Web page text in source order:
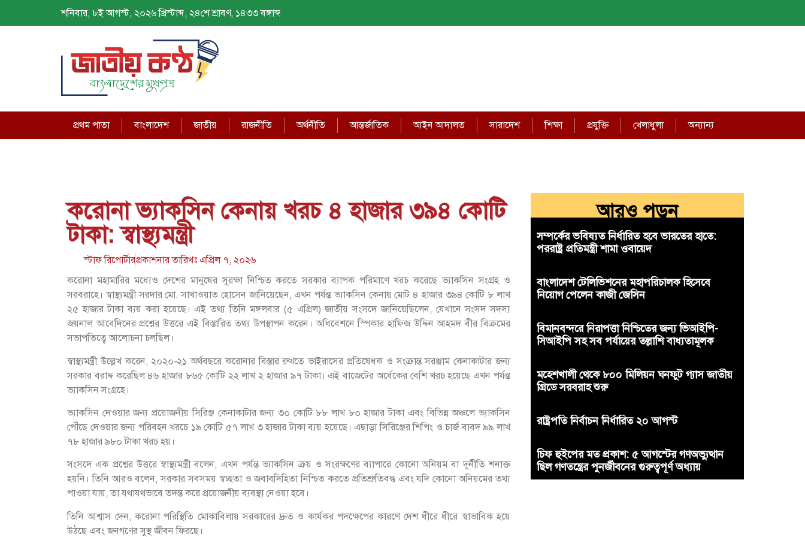
শনিবার, ৮ই আগস্ট, ২০২৬ খ্রিস্টাব্দ, ২৪শে শ্রাবণ, ১৪৩৩ বঙ্গাব্দ
প্রথম পাতা বাংলাদেশ জাতীয় রাজনীতি অর্থনীতি আন্তর্জাতিক আইন আদালত সারাদেশ শিক্ষা প্রযুক্তি খেলাধুলা অন্যান্য
করোনা ভ্যাকসিন কেনায় খরচ ৪ হাজার ৩৯৪ কোটি
টাকা: স্বাস্থ্যমন্ত্রী
স্টাফ রিপোর্টারপ্রকাশনার তারিখঃএপ্রিল ৭, ২০২৬
করোনা মহামারির মধ্যেও দেশের মানুষের সুরক্ষা নিশ্চিত করতে সরকার ব্যাপক পরিমাণে খরচ করেছে ভ্যাকসিন সংগ্রহ ও
সরবরাহে। স্বাস্থ্যমন্ত্রী সরদার মো. সাখাওয়াত হোসেন জানিয়েছেন, এখন পর্যন্ত ভ্যাকসিন কেনায় মোট ৪ হাজার ৩৯৪ কোটি ৮ লাখ
২৫ হাজার টাকা ব্যয় করা হয়েছে। এই তথ্য তিনি মঙ্গলবার (৫ এপ্রিল) জাতীয় সংসদে জানিয়েছিলেন, যেখানে সংসদ সদস্য
জয়নাল আবেদিনের প্রশ্নের উত্তরে এই বিস্তারিত তথ্য উপস্থাপন করেন। অধিবেশনে স্পিকার হাফিজ উদ্দিন আহমদ বীর বিক্রমের
সভাপতিত্বে আলোচনা চলছিল।
স্বাস্থ্যমন্ত্রী উল্লেখ করেন, ২০২০-২১ অর্থবছরে করোনার বিস্তার রুখতে ভাইরাসের প্রতিষেধক ও সংক্রান্ত সরঞ্জাম কেনাকাটার জন্য
সরকার বরাদ্দ করেছিল ৪৬ হাজার ৮৬৫ কোটি ২২ লাখ ২ হাজার ৯৭ টাকা। এই বাজেটের অর্ধেকের বেশি খরচ হয়েছে এখন পর্যন্ত
ভ্যাকসিন সংগ্রহে।
ভ্যাকসিন দেওয়ার জন্য প্রয়োজনীয় সিরিঞ্জ কেনাকাটার জন্য ৩০ কোটি ৮৮ লাখ ৮০ হাজার টাকা এবং বিভিন্ন অঞ্চলে ভ্যাকসিন
পৌঁছে দেওয়ার জন্য পরিবহন খরচে ১৯ কোটি ৫৭ লাখ ৩ হাজার টাকা ব্যয় হয়েছে। এছাড়া সিরিঞ্জের শিপিং ও চার্জ বাবদ ৯৯ লাখ
৭৮ হাজার ৯৮০ টাকা খরচ হয়।
সংসদে এক প্রশ্নের উত্তরে স্বাস্থ্যমন্ত্রী বলেন, এখন পর্যন্ত ভ্যাকসিন ক্রয় ও সংরক্ষণের ব্যাপারে কোনো অনিয়ম বা দুর্নীতি শনাক্ত
হয়নি। তিনি আরও বলেন, সরকার সবসময় স্বচ্ছতা ও জবাবদিহিতা নিশ্চিত করতে প্রতিশ্রুতিবদ্ধ এবং যদি কোনো অনিয়মের তথ্য
পাওয়া যায়, তা যথাযথভাবে তদন্ত করে প্রয়োজনীয় ব্যবস্থা নেওয়া হবে।
তিনি আশ্বাস দেন, করোনা পরিস্থিতি মোকাবিলায় সরকারের দ্রুত ও কার্যকর পদক্ষেপের কারণে দেশ ধীরে ধীরে স্বাভাবিক হয়ে
উঠছে এবং জনগণের সুস্থ জীবন ফিরছে।
আরও পড়ুন
সম্পর্কের ভবিষ্যত নির্ধারিত হবে ভারতের হাতে:
পররাষ্ট্র প্রতিমন্ত্রী শামা ওবায়েদ
বাংলাদেশ টেলিভিশনের মহাপরিচালক হিসেবে
নিয়োগ পেলেন কাজী জেসিন
বিমানবন্দরে নিরাপত্তা নিশ্চিতের জন্য ভিআইপি-
সিআইপি সহ সব পর্যায়ের তল্লাশি বাধ্যতামূলক
মহেশখালী থেকে ৮০০ মিলিয়ন ঘনফুট গ্যাস জাতীয়
গ্রিডে সরবরাহ শুরু
রাষ্ট্রপতি নির্বাচন নির্ধারিত ২০ আগস্ট
চিফ হুইপের মত প্রকাশ: ৫ আগস্টের গণঅভ্যুত্থান
ছিল গণতন্ত্রের পুনর্জীবনের গুরুত্বপূর্ণ অধ্যায়